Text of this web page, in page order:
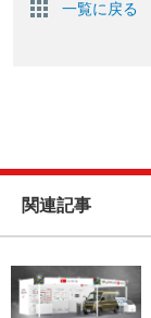
一覧に戻る
関連記事